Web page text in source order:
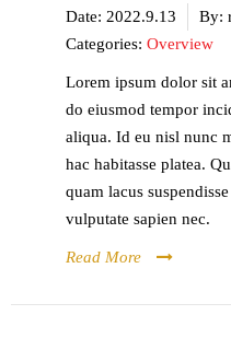
Date: 2022.9.13 By:
Categories: Overview
Lorem ipsum dolor sit
do eiusmod tempor
aliqua. Id eu nisl nunc
hac habitasse platea.
quam lacus
vulputate sapien nec.
Read More